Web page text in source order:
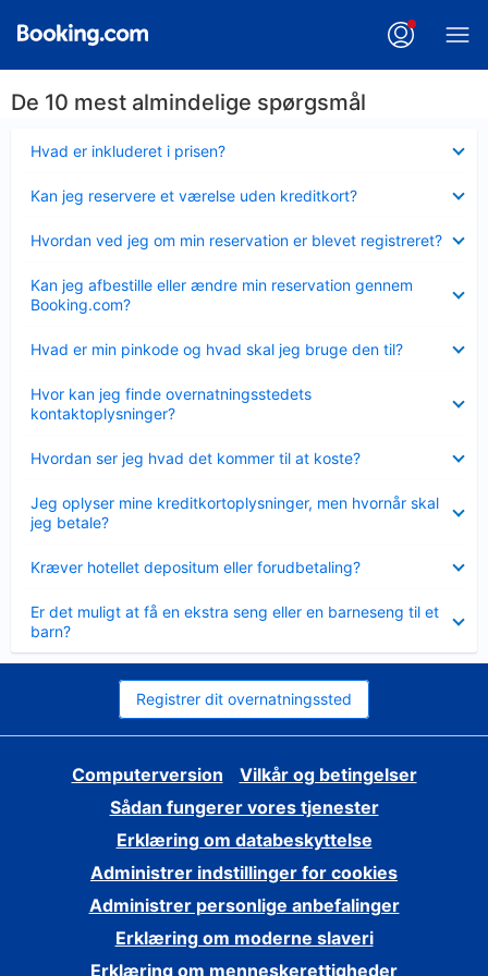
De 10 mest almindelige spørgsmål
Hvad er inkluderet i prisen?
Kan jeg reservere et værelse uden kreditkort?
Hvordan ved jeg om min reservation er blevet registreret?
Kan jeg afbestille eller ændre min reservation gennem
Booking.com?
Hvad er min pinkode og hvad skal jeg bruge den til?
Hvor kan jeg finde overnatningsstedets
kontaktoplysninger?
Hvordan ser jeg hvad det kommer til at koste?
Jeg oplyser mine kreditkortoplysninger, men hvornår skal
jeg betale?
Kræver hotellet depositum eller forudbetaling?
Er det muligt at få en ekstra seng eller en barneseng til et
barn?
Registrer dit overnatningssted
Computerversion
Vilkår og betingelser
Sådan fungerer vores tjenester
Erklæring om databeskyttelse
Administrer indstillinger for cookies
Administrer personlige anbefalinger
Erklæring om moderne slaveri
Erklæring om menneskerettigheder